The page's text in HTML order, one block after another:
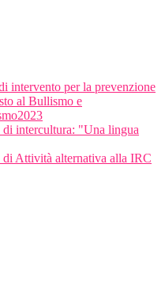
intervento per la prevenzione
al Bullismo e
di intercultura: "Una lingua
di Attività alternativa alla IRC